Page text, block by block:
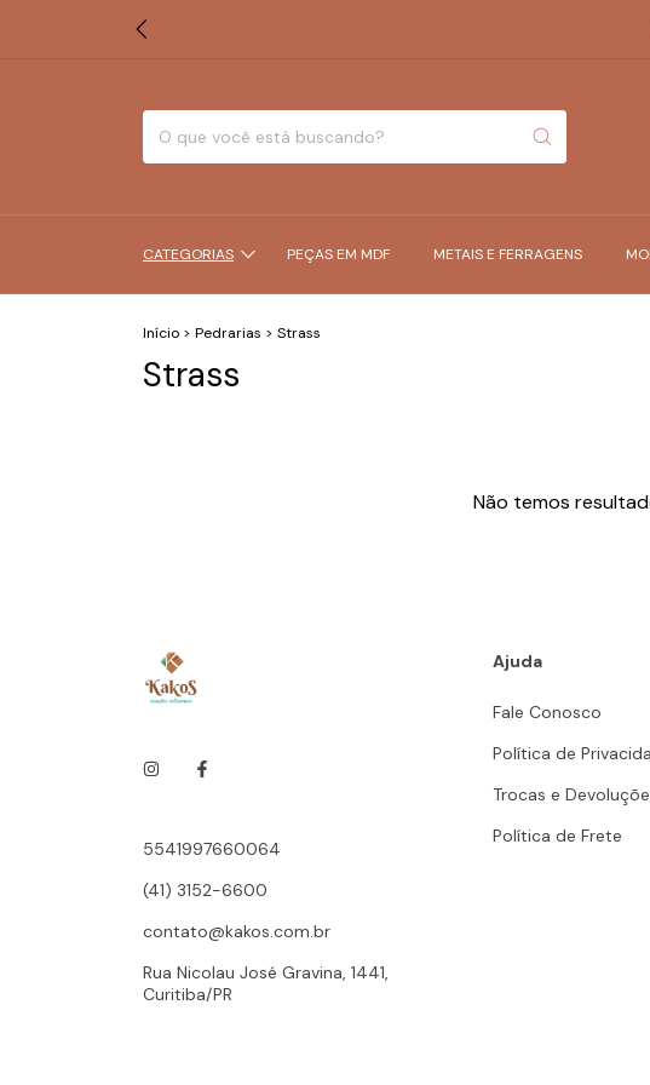
CATEGORIAS PEÇAS EM MDF METAIS E FERRAGENS
Início > Pedrarias > Strass
Strass
Não temos
5541997660064
(41) 3152-6600
contato@kakos.com.br
Rua Nicolau José Gravina, 1441,
Curitiba/PR
Ajuda
Fale Conosco
Política de
Trocas e
Política de Frete